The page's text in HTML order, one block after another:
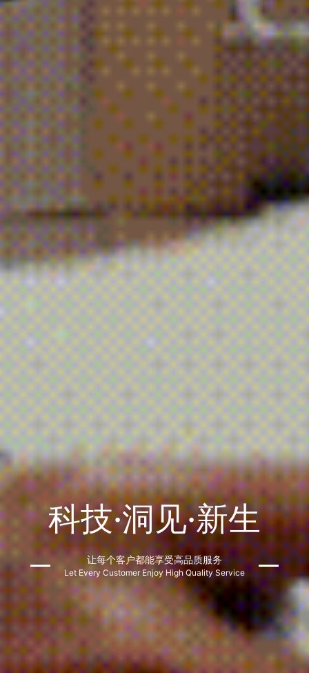
科技·洞见·新生
让每个客户都能享受高品质服务
Let Every Customer Enjoy High Quality Service